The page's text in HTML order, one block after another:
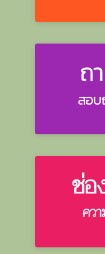
ถ
สอบ
ช่อ
คว